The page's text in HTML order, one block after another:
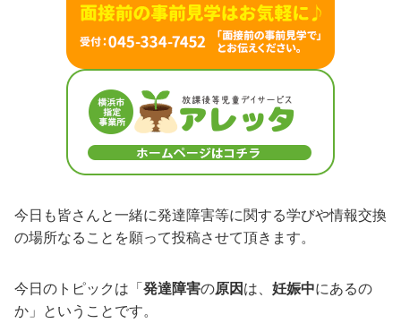
今日も皆さんと一緒に発達障害等に関する学びや情報交換
の場所なることを願って投稿させて頂きます。
今日のトピックは「発達障害の原因は、 妊娠中にあるの
か」ということです。